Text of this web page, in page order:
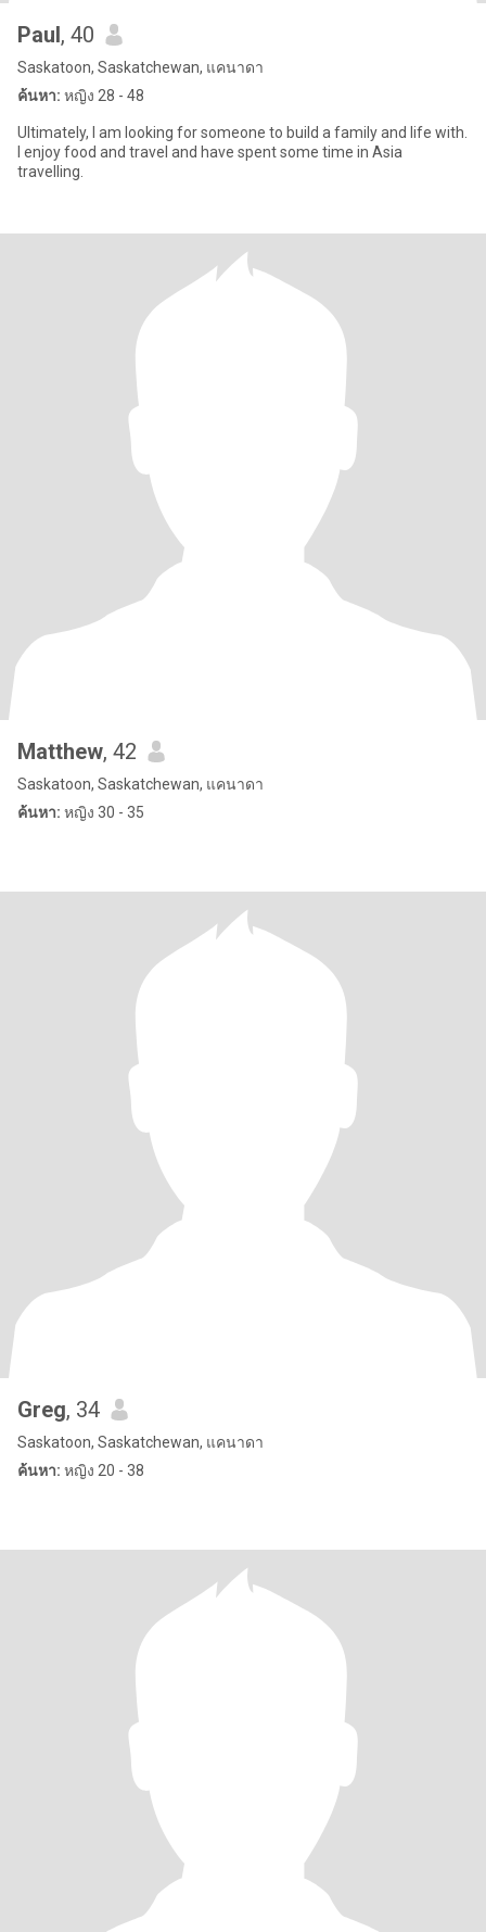
Paul, 40
Saskatoon, Saskatchewan, แคนาดา
ค้นหา: หญิง 28 - 48
Ultimately, I am looking for someone to build a family and life with.
I enjoy food and travel and have spent some time in Asia
travelling.
Matthew, 42
Saskatoon, Saskatchewan, แคนาดา
ค้นหา: หญิง 30 - 35
Greg, 34
Saskatoon, Saskatchewan, แคนาดา
ค้นหา: หญิง 20 - 38